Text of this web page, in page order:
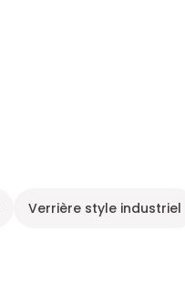
Verrière style industriel